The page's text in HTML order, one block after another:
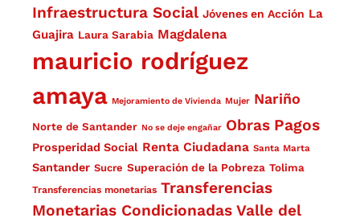
Infraestructura Social Jóvenes en Acción La
Guajira Laura Sarabia Magdalena
mauricio rodríguez
amaya Mejoramiento de Vivienda Mujer Nariño
Norte de Santander No se deje engañar Obras Pagos
Prosperidad Social Renta Ciudadana Santa Marta
Santander Sucre Superación de la Pobreza Tolima
Transferencias monetarias Transferencias
Monetarias Condicionadas Valle del